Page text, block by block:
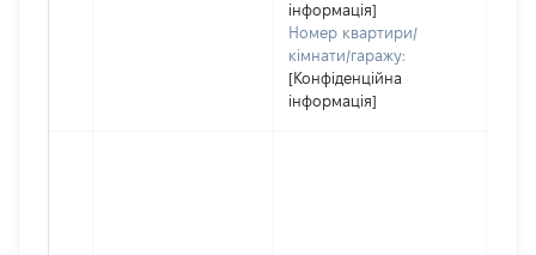
інформація]
Номер квартири/
кімнати/гаражу:
[Конфіденційна
інформація]